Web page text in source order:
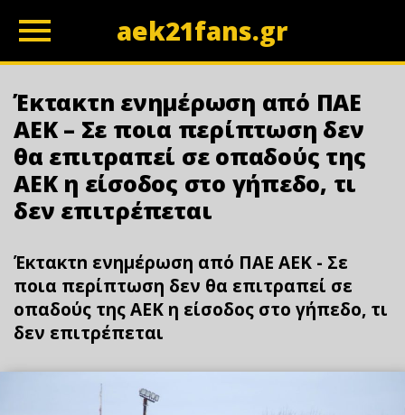
aek21fans.gr
Έκτακτn ενημέρωση από ΠΑΕ
ΑΕΚ – Σε ποια περίπτωση δεν
θα επιτραπεί σε οπαδούς της
ΑΕΚ η είσοδος στο γήπεδο, τι
δεν επιτρέπεται
Έκτακτn ενημέρωση από ΠΑΕ ΑΕΚ - Σε
ποια περίπτωση δεν θα επιτραπεί σε
οπαδούς της ΑΕΚ η είσοδος στο γήπεδο, τι
δεν επιτρέπεται